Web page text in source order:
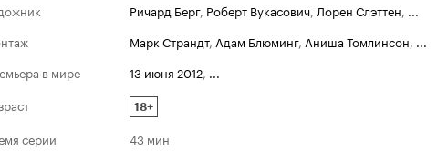
Ричард Берг, Роберт Вукасович, Лорен Слэттен, ...
Марк Страндт, Адам Блюминг, Аниша Томлинсон, ...
в мире
13 июня 2012, ...
18+
серии 43 мин